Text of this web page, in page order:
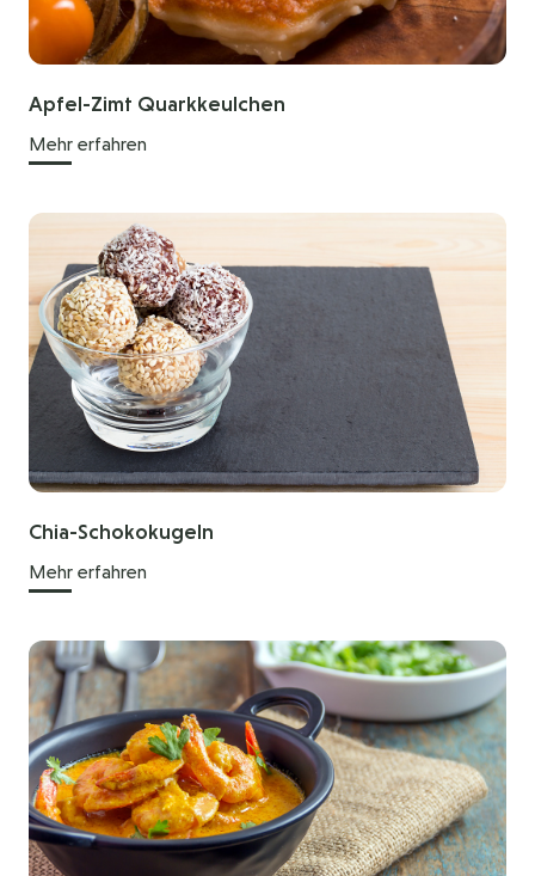
Apfel-Zimt Quarkkeulchen
Mehr erfahren
Chia-Schokokugeln
Mehr erfahren